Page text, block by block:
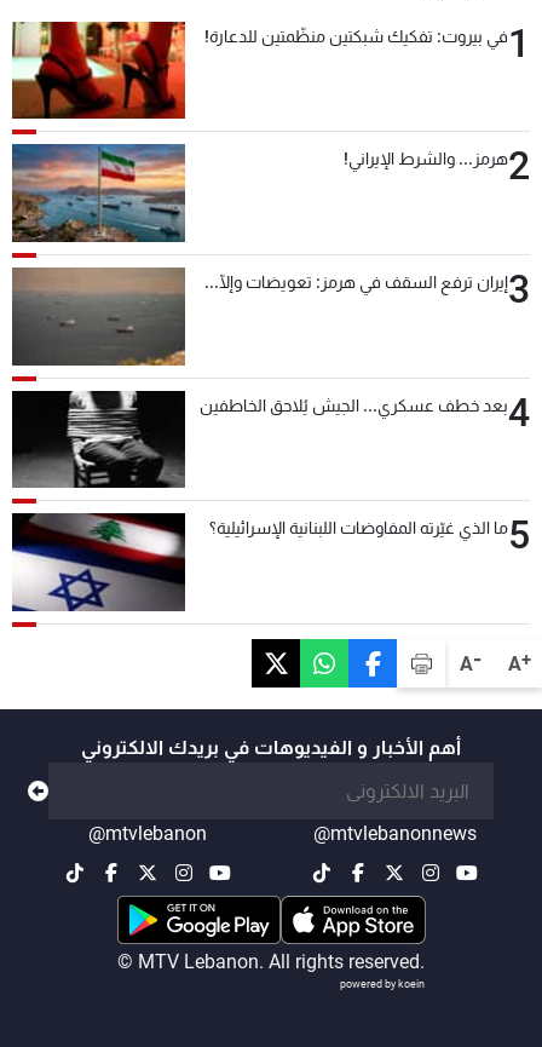
A+
A-
1في بيروت: تفكيك شبكتين منظّمتين للدعارة!
2هرمز... والشرط الإيراني!
3إيران ترفع السقف في هرمز: تعويضات وإلّا...
4بعد خطف عسكري... الجيش يُلاحق الخاطفين
5ما الذي غيّرته المفاوضات اللبنانية الإسرائيلية؟
أهم الأخبار و الفيديوهات في بريدك الالكتروني
@mtvlebanonnews
@mtvlebanon
© MTV Lebanon. All rights reserved.
powered by koein